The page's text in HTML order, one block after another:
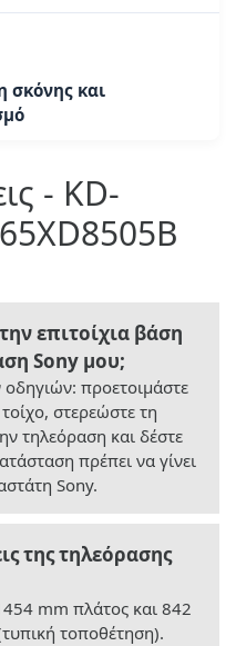
σκόνης και
- KD-
επιτοίχια βάση
Sony μου;
προετοιμάστε
στερεώστε τη
τηλεόραση και δέστε
πρέπει να γίνει
Sony.
της τηλεόρασης
mm πλάτος και 842
τοποθέτηση).